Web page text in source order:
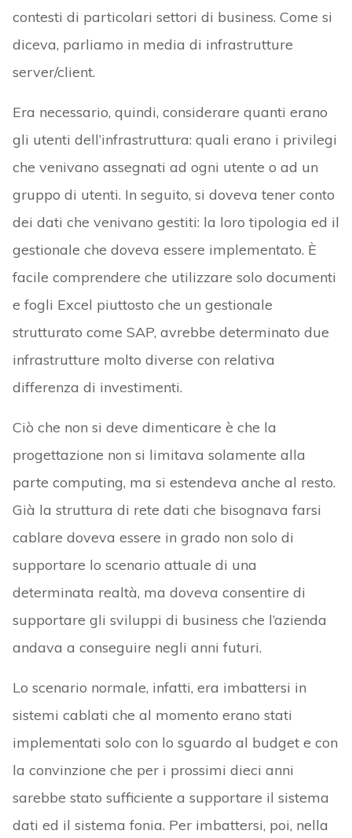
contesti di particolari settori di business. Come si
diceva, parliamo in media di infrastrutture
server/client.
Era necessario, quindi, considerare quanti erano
gli utenti dell’infrastruttura: quali erano i privilegi
che venivano assegnati ad ogni utente o ad un
gruppo di utenti. In seguito, si doveva tener conto
dei dati che venivano gestiti: la loro tipologia ed il
gestionale che doveva essere implementato. È
facile comprendere che utilizzare solo documenti
e fogli Excel piuttosto che un gestionale
strutturato come SAP, avrebbe determinato due
infrastrutture molto diverse con relativa
differenza di investimenti.
Ciò che non si deve dimenticare è che la
progettazione non si limitava solamente alla
parte computing, ma si estendeva anche al resto.
Già la struttura di rete dati che bisognava farsi
cablare doveva essere in grado non solo di
supportare lo scenario attuale di una
determinata realtà, ma doveva consentire di
supportare gli sviluppi di business che l’azienda
andava a conseguire negli anni futuri.
Lo scenario normale, infatti, era imbattersi in
sistemi cablati che al momento erano stati
implementati solo con lo sguardo al budget e con
la convinzione che per i prossimi dieci anni
sarebbe stato sufficiente a supportare il sistema
dati ed il sistema fonia. Per imbattersi, poi, nella